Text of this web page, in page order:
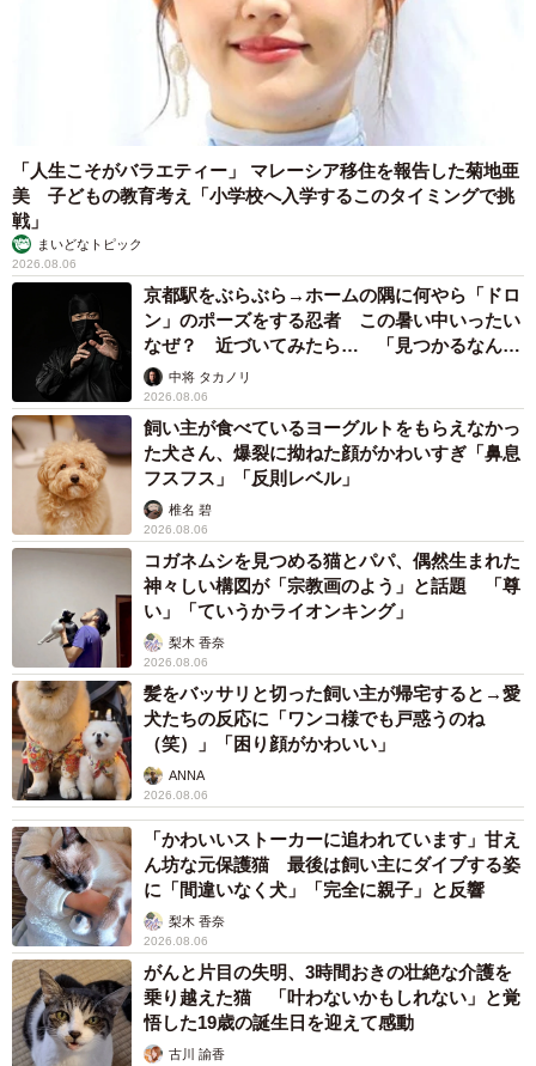
―このお話を書こうと思ったきっかけを教えて下さい。
自分が保健師として働いているとき「保健師って日常に根
ざした活動をしているけど、知名度が恐ろしく低いな」と
感じていました。だから、まず保健師に親しみを感じても
らいたいと思い、保健師の業務内容というより、日常のひ
とこまを切り取るような漫画を描いてみようと考えまし
た。
―同作には実体験や見聞きしたお話も含まれているのでし
ょうか？
体験談や見聞きしたお話の要素を、細分化していくつか組
み合わせたような構成にしています！
―保健師さんとして働いていた中で、印象に残っているこ
とはありますか？
ある日住民の方からの相談電話があり、対応を引き継いだ
ときにベテランの保健師さんが「〇〇さんって△△に住ん
でて××人家族の人だよね？ 数年前にこんな課題があったか
ら、今回は◻︎◻︎のことで困ってるのかなあ」と話されていた
ことがありました。その後確認すると、すべて合ってい
て、記憶力にびっくりしました。
保健師は、人数的にも内容的にもさまざまな方のサポート
をしていますが、ベテランになると長期的に扱われた方の
家族構成や年齢サポート、迷っている課題まで正確に覚え
ている場合が多いです。数年越しの相談でも、当時の状況
をすらっと思い出せる姿に、感動とともに、ベテラン保健
師さんのすごさに憧れを抱きました。
＜花田はせ子さん関連情報＞
「人生こそがバラエティー」 マレーシア移住を報告した菊地亜
美 子どもの教育考え「小学校へ入学するこのタイミングで挑
戦」
まいどなトピック
2026.08.06
京都駅をぶらぶら→ホームの隅に何やら「ドロ
ン」のポーズをする忍者 この暑い中いったい
なぜ？ 近づいてみたら… 「見つかるなんて
未熟」中将 タカノリ
2026.08.06
飼い主が食べているヨーグルトをもらえなかっ
た犬さん、爆裂に拗ねた顔がかわいすぎ「鼻息
フスフス」「反則レベル」
椎名 碧
2026.08.06
コガネムシを見つめる猫とパパ、偶然生まれた
神々しい構図が「宗教画のよう」と話題 「尊
い」「ていうかライオンキング」
梨木 香奈
2026.08.06
髪をバッサリと切った飼い主が帰宅すると→愛
犬たちの反応に「ワンコ様でも戸惑うのね
（笑）」「困り顔がかわいい」
ANNA
2026.08.06
「かわいいストーカーに追われています」甘え
ん坊な元保護猫 最後は飼い主にダイブする姿
に「間違いなく犬」「完全に親子」と反響
梨木 香奈
2026.08.06
がんと片目の失明、3時間おきの壮絶な介護を
乗り越えた猫 「叶わないかもしれない」と覚
悟した19歳の誕生日を迎えて感動
古川 諭香